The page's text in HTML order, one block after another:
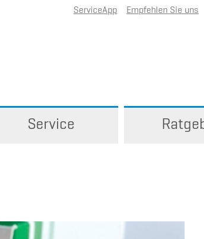
ServiceApp Empfehlen Sie uns
Service